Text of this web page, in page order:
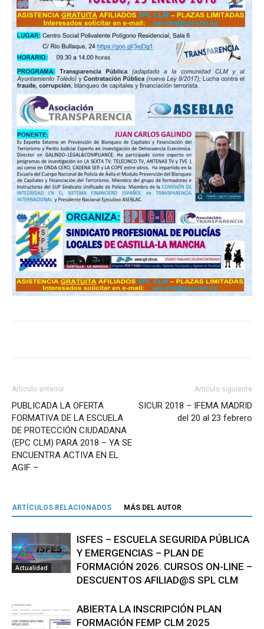
Artículo anterior
PUBLICADA LA OFERTA
FORMATIVA DE LA ESCUELA
DE PROTECCIÓN CIUDADANA
(EPC CLM) PARA 2018 – YA SE
ENCUENTRA ACTIVA EN EL
AGIF –
Artículo siguiente
SICUR 2018 – IFEMA MADRID
del 20 al 23 febrero
ARTÍCULOS RELACIONADOS MÁS DEL AUTOR
Actualidad
ISFES – ESCUELA SEGURIDA PÚBLICA
Y EMERGENCIAS – PLAN DE
FORMACIÓN 2026. CURSOS ON-LINE –
DESCUENTOS AFILIAD@S SPL CLM
ABIERTA LA INSCRIPCIÓN PLAN
FORMACIÓN FEMP CLM 2025